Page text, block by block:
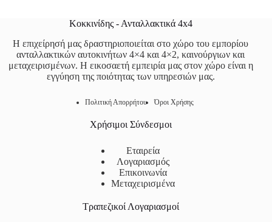
Κοκκινίδης - Ανταλλακτικά 4x4
Η επιχείρησή μας δραστηριοποιείται στο χώρο του εμπορίου
ανταλλακτικών αυτοκινήτων 4×4 και 4×2, καινούργιων και
μεταχειρισμένων. Η εικοσαετή εμπειρία μας στον χώρο είναι η
εγγύηση της ποιότητας των υπηρεσιών μας.
Πολιτική Απορρήτου Όροι Χρήσης
Χρήσιμοι Σύνδεσμοι
Εταιρεία
Λογαριασμός
Επικοινωνία
Μεταχειρισμένα
Τραπεζικοί Λογαριασμοί